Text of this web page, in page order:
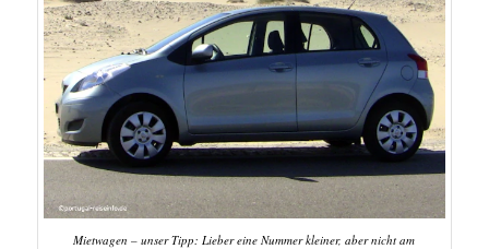
Mietwagen – unser Tipp: Lieber eine Nummer kleiner, aber nicht am